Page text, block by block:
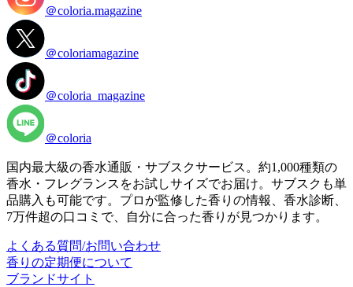
＠coloria.magazine
＠coloriamagazine
＠coloria_magazine
＠coloria
国内最大級の香水通販・サブスクサービス。約1,000種類の
香水・フレグランスをお試しサイズでお届け。サブスクも単
品購入も可能です。プロが監修した香りの情報、香水診断、
7万件超の口コミで、自分に合った香りが見つかります。
よくある質問/お問い合わせ
香りの定期便について
ブランドサイト